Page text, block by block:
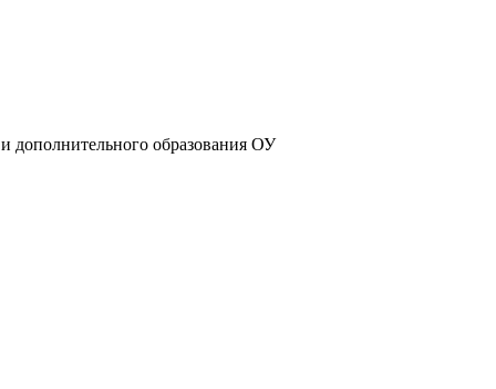
дополнительного образования ОУ